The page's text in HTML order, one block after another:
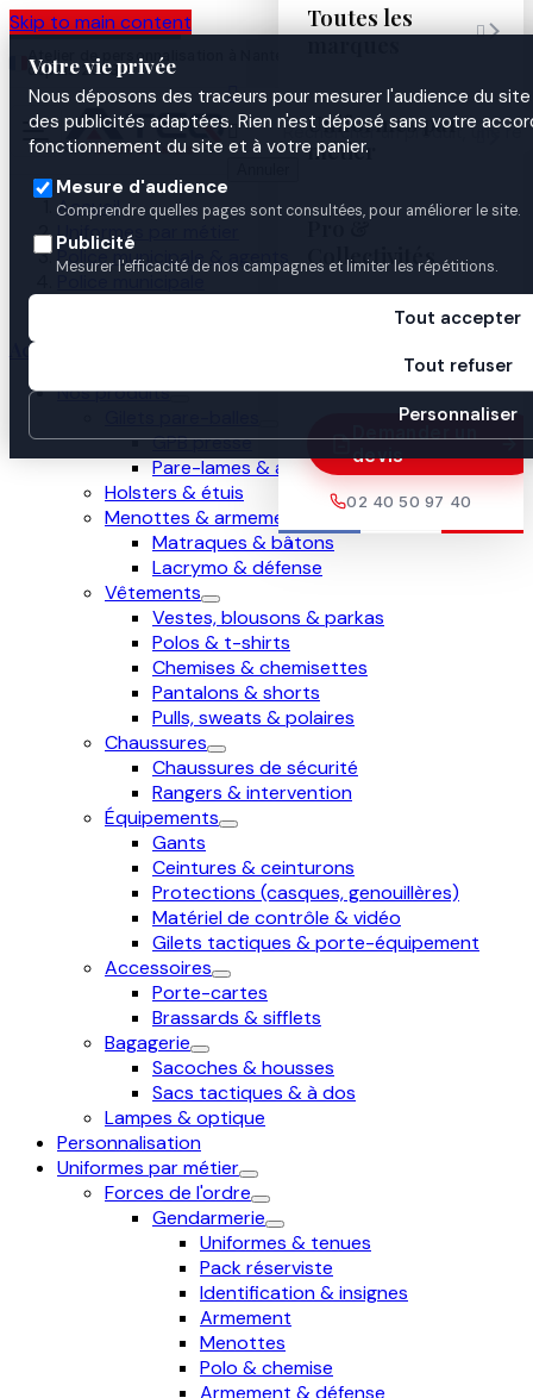
Skip to main content
Votre vie privée
Nous déposons des traceurs pour mesurer l'audience du
des publicités adaptées. Rien n'est déposé sans votre
fonctionnement du site et à votre panier.
Mesure d'audience
Comprendre quelles pages sont consultées, pour améliorer le site.
Publicité
Mesurer l'efficacité de nos campagnes et limiter les répétitions.
Tout accepter
Tout refuser
Personnaliser
Atelier de personnalisation à Nantes
depuis 2003


Toutes les
marques

Uniformes par
métier
Pro &
Collectivités
Demander un
devis
02 40 50 97 40
Accueil
Uniformes par métier
Police municipale & agents
Accueil
Nos produits
GPB presse
Pare-lames & anti-couteau
Holsters & étuis
Menottes & armement
Matraques & bâtons
Lacrymo & défense
Vêtements
Vestes, blousons & parkas
Polos & t-shirts
Chemises & chemisettes
Pantalons & shorts
Pulls, sweats & polaires
Chaussures
Chaussures de sécurité
Rangers & intervention
Équipements
Gants
Ceintures & ceinturons
Protections (casques, genouillères)
Matériel de contrôle & vidéo
Gilets tactiques & porte-équipement
Accessoires
Porte-cartes
Brassards & sifflets
Bagagerie
Sacoches & housses
Sacs tactiques & à dos
Lampes & optique
Personnalisation
Uniformes par métier
Forces de l'ordre
Gendarmerie
Uniformes & tenues
Pack réserviste
Identification & insignes
Armement
Menottes
Polo & chemise
Armement & défense